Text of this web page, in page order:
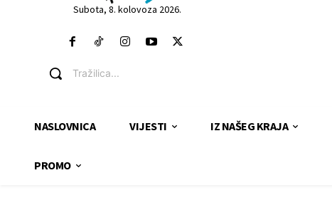
Subota, 8. kolovoza 2026.
Tražilica...
NASLOVNICA VIJESTI IZ NAŠEG KRAJA
PROMO